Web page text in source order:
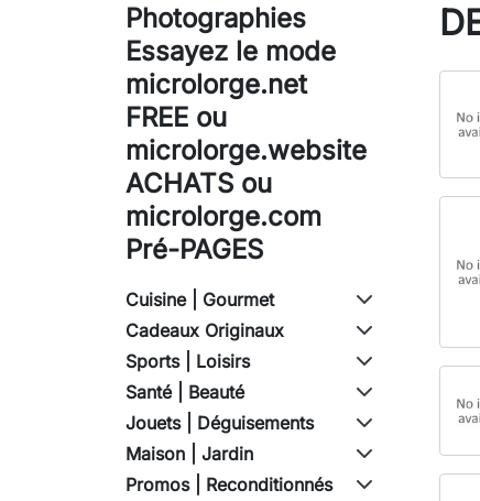
Photographies
Essayez le mode
microlorge.net
FREE ou
microlorge.website
ACHATS ou
microlorge.com
Pré-PAGES
Cuisine | Gourmet
Cadeaux Originaux
Sports | Loisirs
Santé | Beauté
Jouets | Déguisements
Maison | Jardin
Promos | Reconditionnés